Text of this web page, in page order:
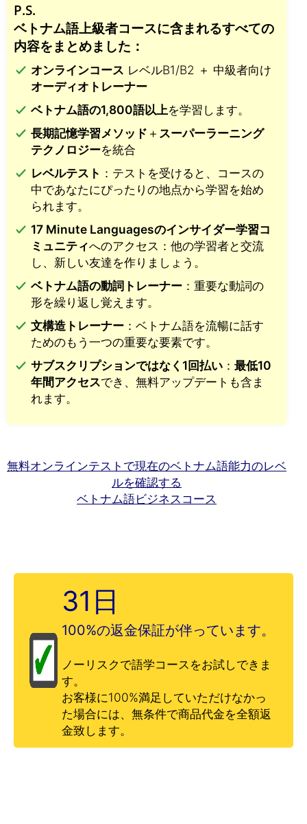
P.S.
ベトナム語上級者コースに含まれるすべての
内容をまとめました：
オンラインコース レベルB1/B2 ＋ 中級者向け
オーディオトレーナー
ベトナム語の1,800語以上を学習します。
長期記憶学習メソッド ＋ スーパーラーニング
テクノロジーを統合
レベルテスト ：テストを受けると、コースの
中であなたにぴったりの地点から学習を始め
られます。
17 Minute Languagesのインサイダー学習コ
ミュニティへのアクセス：他の学習者と交流
し、新しい友達を作りましょう。
ベトナム語の動詞トレーナー ：重要な動詞の
形を繰り返し覚えます。
文構造トレーナー ：ベトナム語を流暢に話す
ためのもう一つの重要な要素です。
サブスクリプションではなく1回払い ： 最低10
年間アクセスでき、無料アップデートも含ま
れます。
無料オンラインテストで現在のベトナム語能力のレベ
ルを確認する
ベトナム語ビジネスコース
31日
100%の返金保証が伴っています。
ノーリスクで語学コースをお試しできま
す。
お客様に100%満足していただけなかっ
た場合には、無条件で商品代金を全額返
金致します。